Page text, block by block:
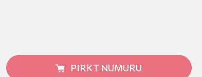
PIRKT NUMURU